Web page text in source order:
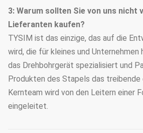
3: Warum sollten Sie von uns nicht
Lieferanten kaufen?
TYSIM ist das einzige, das auf die
wird, die für kleines und Unternehmen
das Drehbohrgerät spezialisiert und
Produkten des Stapels das treibende
Kernteam wird von den Leitern einer
eingeleitet.